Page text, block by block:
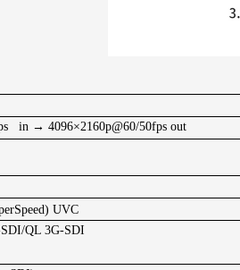
in → 4096×2160p@60/50fps out
UVC
QL 3G-SDI